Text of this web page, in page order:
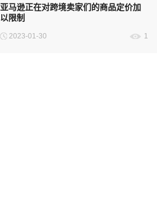
亚马逊正在对跨境卖家们的商品定价加
以限制
2023-01-30 1